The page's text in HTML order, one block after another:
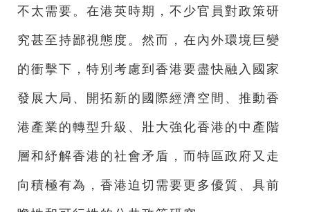
不太需要。在港英時期，不少官員對政策研
究甚至持鄙視態度。然而，在內外環境巨變
的衝擊下，特別考慮到香港要盡快融入國家
發展大局、開拓新的國際經濟空間、推動香
港產業的轉型升級、壯大強化香港的中產階
層和紓解香港的社會矛盾，而特區政府又走
向積極有為，香港迫切需要更多優質、具前